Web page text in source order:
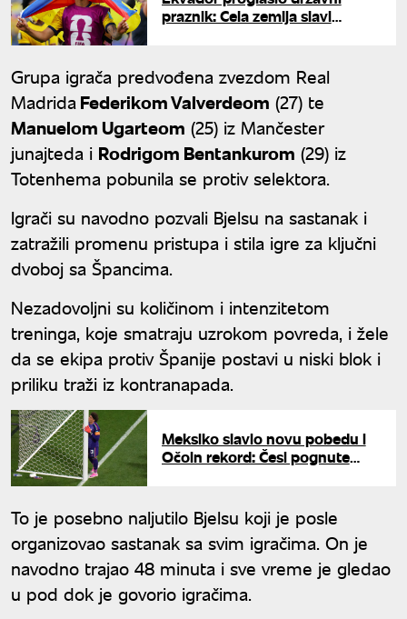
praznik: Cela zemlja slavi
Grupa igrača predvođena zvezdom Real
Madrida Federikom Valverdeom (27) te
Manuelom Ugarteom (25) iz Mančester
junajteda i Rodrigom Bentankurom (29) iz
Totenhema pobunila se protiv selektora.
Igrači su navodno pozvali Bjelsu na sastanak i
zatražili promenu pristupa i stila igre za ključni
dvoboj sa Špancima.
Nezadovoljni su količinom i intenzitetom
treninga, koje smatraju uzrokom povreda, i žele
da se ekipa protiv Španije postavi u niski blok i
priliku traži iz kontranapada.
Meksiko slavio novu pobedu i
Očoin rekord: Česi pognute
To je posebno naljutilo Bjelsu koji je posle
organizovao sastanak sa svim igračima. On je
navodno trajao 48 minuta i sve vreme je gledao
u pod dok je govorio igračima.